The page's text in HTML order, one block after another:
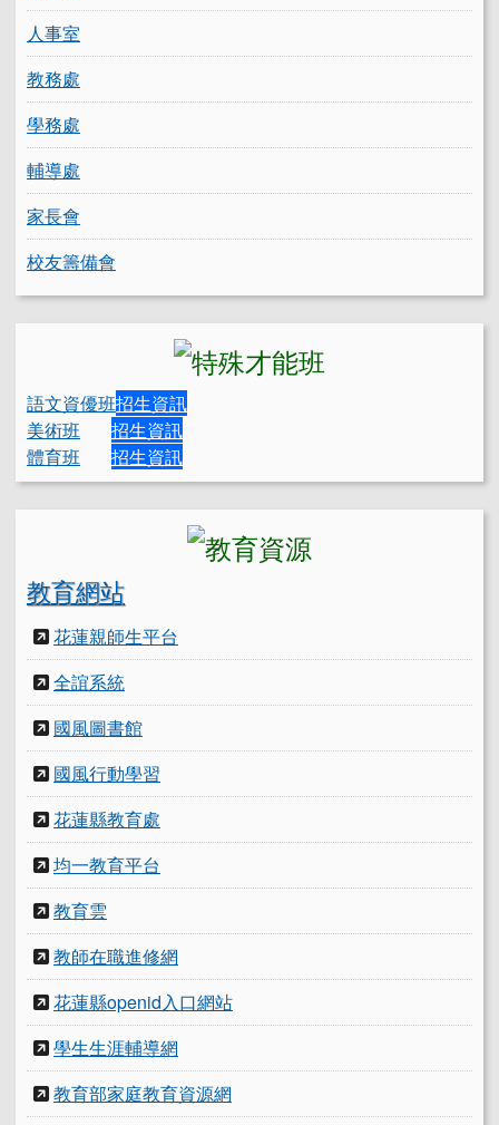
人事室
教務處
學務處
輔導處
家長會
校友籌備會
語文資優班招生資訊
美術班
招生資訊
體育班
招生資訊
教育網站
花蓮親師生平台
全誼系統
國風圖書館
國風行動學習
花蓮縣教育處
均一教育平台
教育雲
教師在職進修網
花蓮縣openid入口網站
學生生涯輔導網
教育部家庭教育資源網